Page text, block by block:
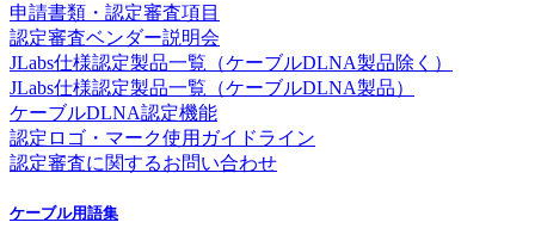
申請書類・認定審査項目
認定審査ベンダー説明会
JLabs仕様認定製品一覧（ケーブルDLNA製品除く）
JLabs仕様認定製品一覧（ケーブルDLNA製品）
ケーブルDLNA認定機能
認定ロゴ・マーク使用ガイドライン
認定審査に関するお問い合わせ
ケーブル用語集